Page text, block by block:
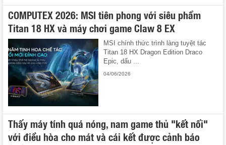
COMPUTEX 2026: MSI tiên phong với siêu phẩm
Titan 18 HX và máy chơi game Claw 8 EX
MSI chính thức trình làng tuyệt tác
Titan 18 HX Dragon Edition Draco
Epic, dấu ...
04/06/2026
Thấy máy tính quá nóng, nam game thủ "kết nối"
với điều hòa cho mát và cái kết được cảnh báo